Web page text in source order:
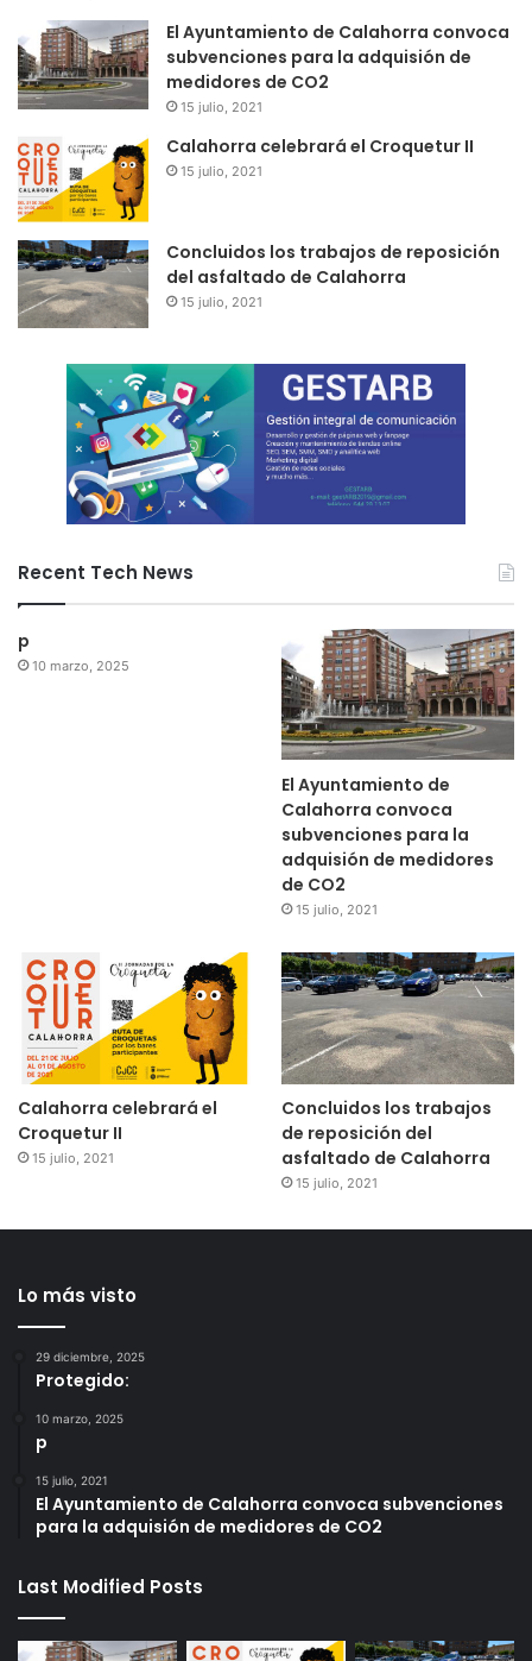
El Ayuntamiento de Calahorra convoca
subvenciones para la adquisión de
medidores de CO2
15 julio, 2021
Calahorra celebrará el Croquetur II
15 julio, 2021
Concluidos los trabajos de reposición
del asfaltado de Calahorra
15 julio, 2021
Recent Tech News
p
10 marzo, 2025
El Ayuntamiento de
Calahorra convoca
subvenciones para la
adquisión de medidores
de CO2
15 julio, 2021
Calahorra celebrará el
Croquetur II
15 julio, 2021
Concluidos los trabajos
de reposición del
asfaltado de Calahorra
15 julio, 2021
Lo más visto
29 diciembre, 2025
Protegido:
10 marzo, 2025
p
15 julio, 2021
El Ayuntamiento de Calahorra convoca subvenciones
para la adquisión de medidores de CO2
Last Modified Posts